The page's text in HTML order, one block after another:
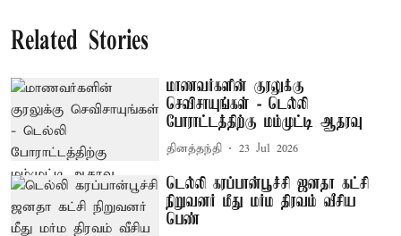
Related Stories
மாணவர்களின் குரலுக்கு
செவிசாயுங்கள் - டெல்லி
போராட்டத்திற்கு மம்முட்டி ஆதரவு
தினத்தந்தி 23 Jul 2026
டெல்லி கரப்பான்பூச்சி ஜனதா கட்சி
நிறுவனர் மீது மர்ம திரவம் வீசிய
பெண்